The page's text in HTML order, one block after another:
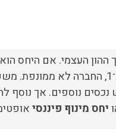
שלה. אם היחס הוא יותר מ־1, החברה
נוספים. אך נוסף
יחס מינוף פיננסי